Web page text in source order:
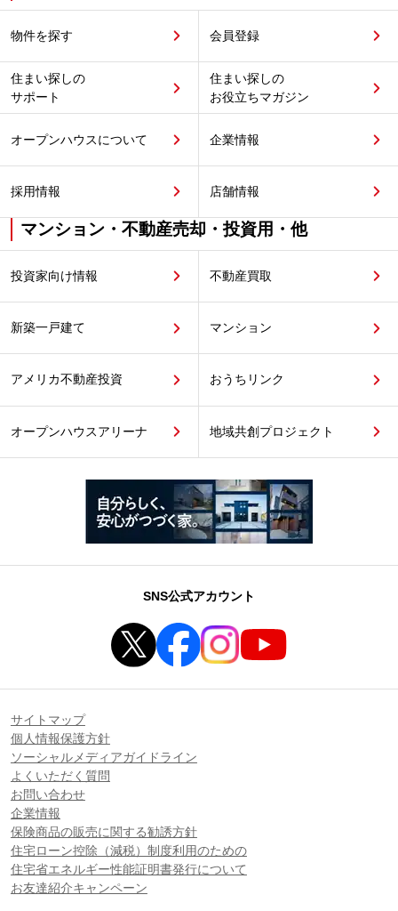
物件を探す 会員登録
住まい探しの
サポート
住まい探しの
お役立ちマガジン
オープンハウスについて 企業情報
採用情報 店舗情報
マンション・不動産売却・投資用・他
投資家向け情報 不動産買取
新築一戸建て マンション
アメリカ不動産投資 おうちリンク
オープンハウスアリーナ 地域共創プロジェクト
SNS公式アカウント
サイトマップ
個人情報保護方針
ソーシャルメディアガイドライン
よくいただく質問
お問い合わせ
企業情報
保険商品の販売に関する勧誘方針
住宅ローン控除（減税）制度利用のための
住宅省エネルギー性能証明書発行について
お友達紹介キャンペーン